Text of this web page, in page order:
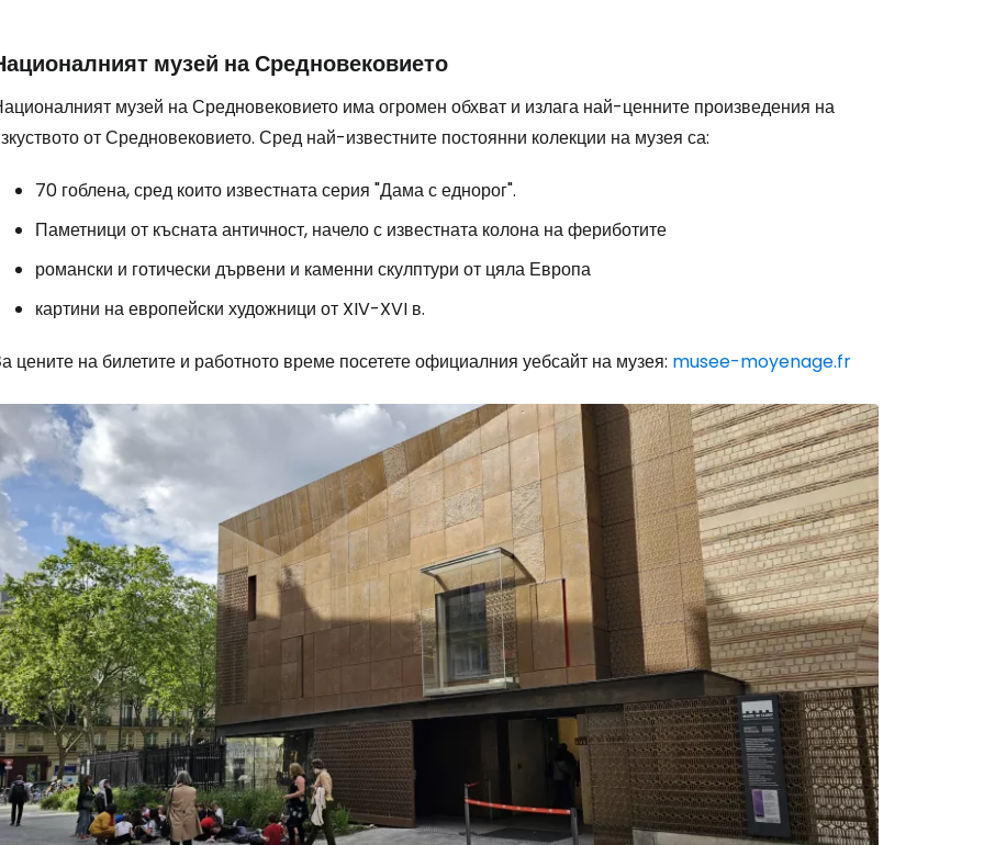
музей на Средновековието
музей на Средновековието има огромен обхват и излага най-ценните произведения на
от Средновековието. Сред най-известните постоянни колекции на музея са:
70 гоблена, сред които известната серия "Дама с еднорог".
Паметници от късната античност, начело с известната колона на фериботите
романски и готически дървени и каменни скулптури от цяла Европа
картини на европейски художници от XIV-XVI в.
цените на билетите и работното време посетете официалния уебсайт на музея: musee-moyenage.fr